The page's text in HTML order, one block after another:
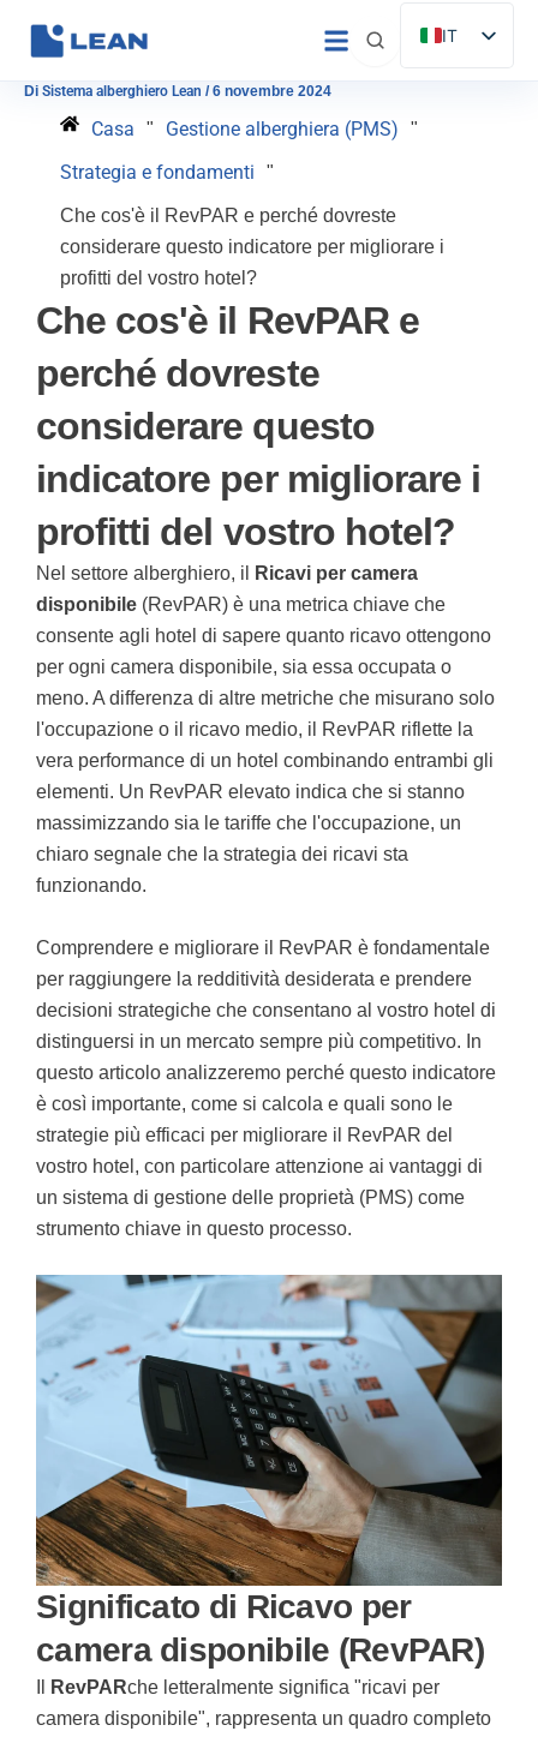
IT
ES
Di Sistema alberghiero Lean /6 novembre 2024
Casa " Gestione alberghiera (PMS) "
Strategia e fondamenti "
Che cos'è il RevPAR e perché dovreste
considerare questo indicatore per migliorare i
profitti del vostro hotel?
Che cos'è il RevPAR e
perché dovreste
considerare questo
indicatore per migliorare i
profitti del vostro hotel?
Nel settore alberghiero, il
Ricavi per camera
disponibile (RevPAR) è una metrica chiave che
consente agli hotel di sapere quanto ricavo ottengono
per ogni camera disponibile, sia essa occupata o
meno. A differenza di altre metriche che misurano solo
l'occupazione o il ricavo medio, il RevPAR riflette la
vera performance di un hotel combinando entrambi gli
elementi. Un RevPAR elevato indica che si stanno
massimizzando sia le tariffe che l'occupazione, un
chiaro segnale che la strategia dei ricavi sta
funzionando.
Comprendere e migliorare il RevPAR è fondamentale
per raggiungere la redditività desiderata e prendere
decisioni strategiche che consentano al vostro hotel di
distinguersi in un mercato sempre più competitivo. In
questo articolo analizzeremo perché questo indicatore
è così importante, come si calcola e quali sono le
strategie più efficaci per migliorare il RevPAR del
vostro hotel, con particolare attenzione ai vantaggi di
un sistema di gestione delle proprietà (PMS) come
strumento chiave in questo processo.
Significato di Ricavo per
camera disponibile (RevPAR)
RevPARche letteralmente significa "ricavi per
camera disponibile", rappresenta un quadro completo